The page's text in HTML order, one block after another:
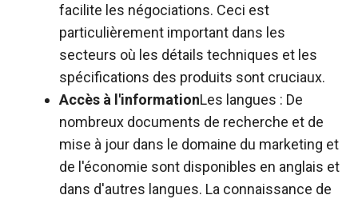
facilite les négociations. Ceci est
particulièrement important dans les
secteurs où les détails techniques et les
spécifications des produits sont cruciaux.
Accès à l'informationLes langues : De
nombreux documents de recherche et de
mise à jour dans le domaine du marketing et
de l'économie sont disponibles en anglais et
dans d'autres langues. La connaissance de